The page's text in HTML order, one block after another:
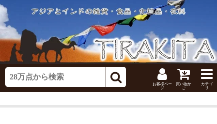
お客様ペー
ジ
買い物か
ご
カテゴ
リ